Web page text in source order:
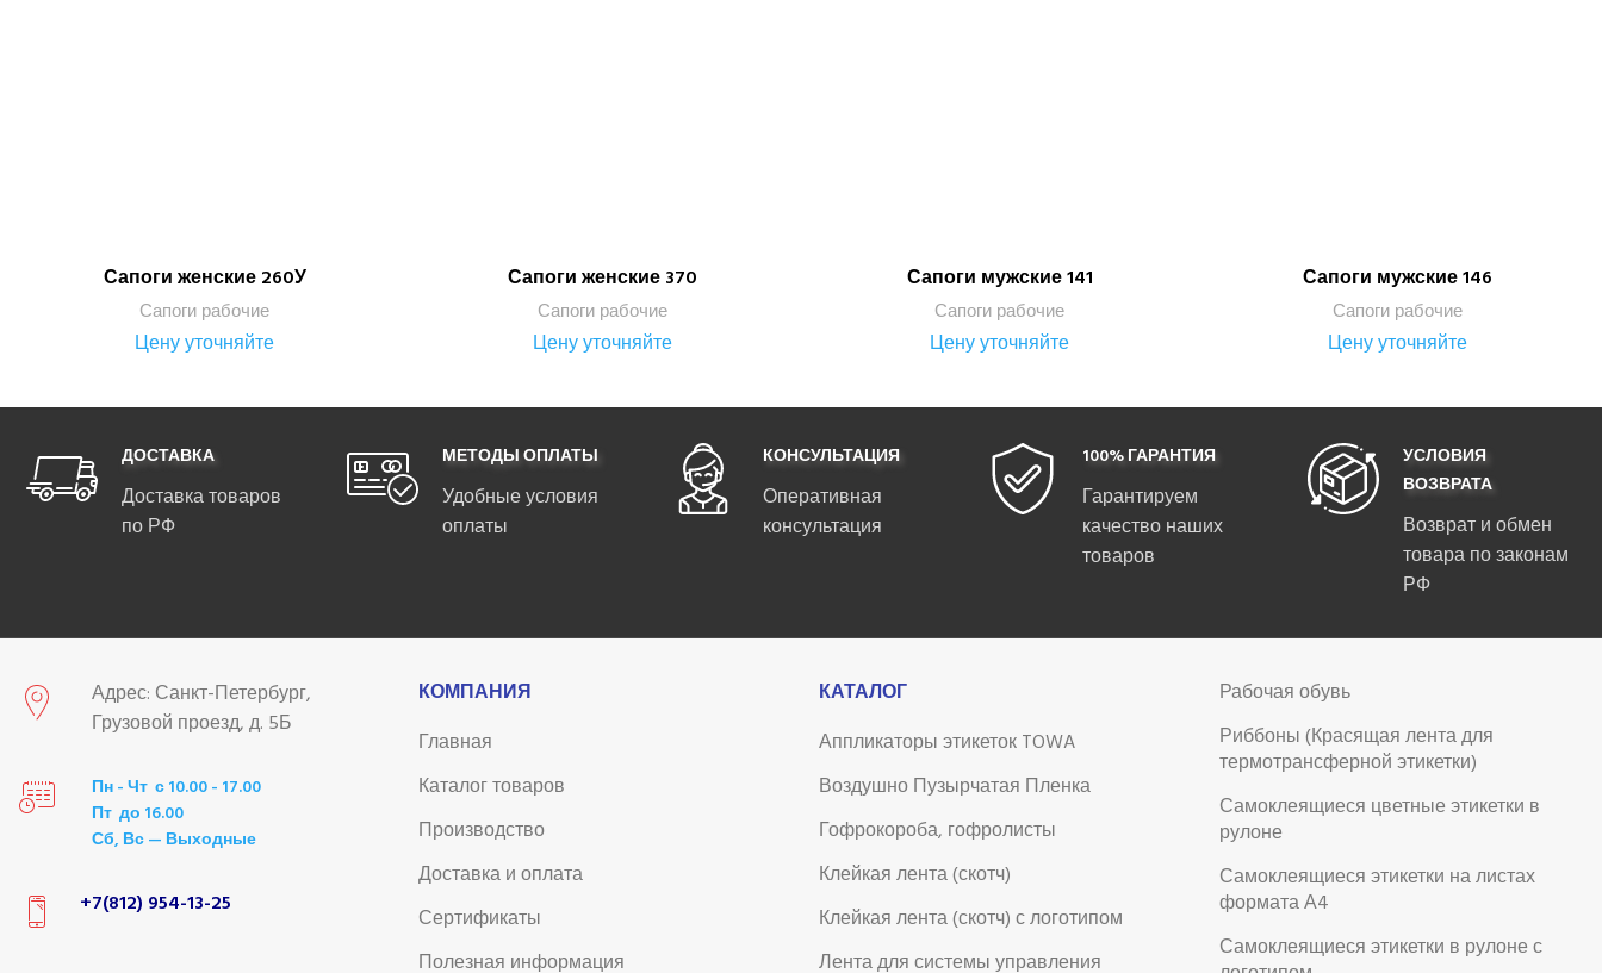
ПОДРОБНЕЕ
Сапоги женские 260У
Сапоги рабочие
Цену уточняйте
ПОДРОБНЕЕ
Сапоги женские 370
Сапоги рабочие
Цену уточняйте
ПОДРОБНЕЕ
Сапоги мужские 141
Сапоги рабочие
Цену уточняйте
ПОДРОБНЕЕ
Сапоги мужские 146
Сапоги рабочие
Цену уточняйте
ДОСТАВКА
Доставка товаров
по РФ
МЕТОДЫ ОПЛАТЫ
Удобные условия
оплаты
КОНСУЛЬТАЦИЯ
Оперативная
консультация
100% ГАРАНТИЯ
Гарантируем
качество наших
товаров
УСЛОВИЯ
ВОЗВРАТА
Возврат и обмен
товара по законам
РФ
Адрес: Санкт-Петербург,
Грузовой проезд, д. 5Б
Пн - Чт с 10.00 - 17.00
Пт до 16.00
Сб, Вс — Выходные
+7(812) 954-13-25
КОМПАНИЯ
Главная
Каталог товаров
Производство
Доставка и оплата
Сертификаты
Полезная информация
КАТАЛОГ
Аппликаторы этикеток TOWA
Воздушно Пузырчатая Пленка
Гофрокороба, гофролисты
Клейкая лента (скотч)
Клейкая лента (скотч) с логотипом
Лента для системы управления
Рабочая обувь
Риббоны (Красящая лента для
термотрансферной этикетки)
Самоклеящиеся цветные этикетки в
рулоне
Самоклеящиеся этикетки на листах
формата А4
Самоклеящиеся этикетки в рулоне с